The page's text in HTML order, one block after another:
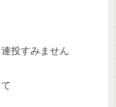
投すみません